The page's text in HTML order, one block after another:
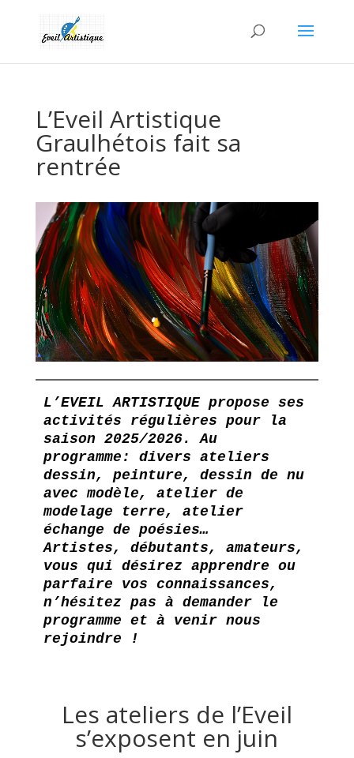
L’Eveil Artistique
Graulhétois fait sa
rentrée
L’EVEIL ARTISTIQUE propose ses
activités régulières pour la
saison 2025/2026. Au
programme: divers ateliers
dessin, peinture, dessin de nu
avec modèle, atelier de
modelage terre, atelier
échange de poésies…
Artistes, débutants, amateurs,
vous qui désirez apprendre ou
parfaire vos connaissances,
n’hésitez pas à demander le
programme et à venir nous
rejoindre !
Les ateliers de l’Eveil
s’exposent en juin